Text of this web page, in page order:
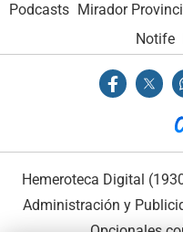
Podcasts Mirador
Notife
Hemeroteca Digital
Administración y